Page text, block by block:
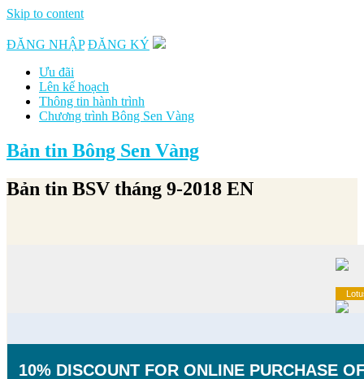
Skip to content
ĐĂNG NHẬP ĐĂNG KÝ
Ưu đãi
Lên kế hoạch
Thông tin hành trình
Chương trình Bông Sen Vàng
Bản tin Bông Sen Vàng
Bản tin BSV tháng 9-2018 EN
10% DISCOUNT FOR ONLINE PURCHASE